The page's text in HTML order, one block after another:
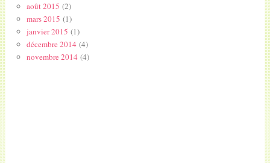
août 2015 (2)
mars 2015 (1)
janvier 2015 (1)
décembre 2014(4)
novembre 2014(4)